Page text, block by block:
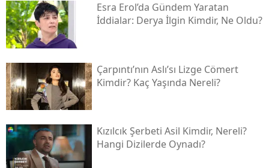
Esra Erol’da Gündem Yaratan
İddialar: Derya İlgin Kimdir, Ne Oldu?
Çarpıntı’nın Aslı’sı Lizge Cömert
Kimdir? Kaç Yaşında Nereli?
Kızılcık Şerbeti Asil Kimdir, Nereli?
Hangi Dizilerde Oynadı?